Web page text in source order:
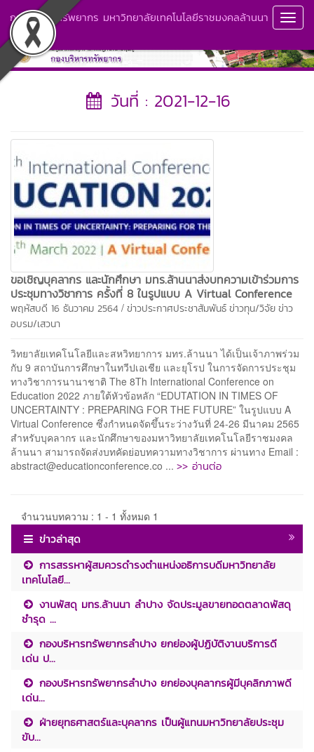
กองบริหารทรัพยากร มหาวิทยาลัยเทคโนโลยีราชมงคลล้านนา
ลำปาง
วันที่ : 2021-12-16
ขอเชิญบุคลากร และนักศึกษา มทร.ล้านนาส่งบทความเข้าร่วมการ
ประชุมทางวิชาการ ครั้งที่ 8 ในรูปแบบ A Virtual Conference
พฤหัสบดี 16 ธันวาคม 2564 / ข่าวประกาศประชาสัมพันธ์ข่าวทุน/วิจัยข่าว
อบรม/เสวนา
วิทยาลัยเทคโนโลยีและสหวิทยาการ มทร.ล้านนา ได้เป็นเจ้าภาพร่วม
กับ 9 สถาบันการศึกษาในทวีปเอเชีย และยุโรป ในการจัดการประชุม
ทางวิชาการนานาชาติ The 8Th International Conference on
Education 2022 ภายใต้หัวข้อหลัก “EDUTATION IN TIMES OF
UNCERTAINTY : PREPARING FOR THE FUTURE” ในรูปแบบ A
Virtual Conference ซึ่งกำหนดจัดขึ้นระว่างวันที่ 24-26 มีนาคม 2565
สำหรับบุคลากร และนักศึกษาของมหาวิทยาลัยเทคโนโลยีราชมงคล
ล้านนา สามารถจัดส่งบทคัดย่อบทความทางวิชาการ ผ่านทาง Email :
abstract@educationconference.co ... >> อ่านต่อ
จำนวนบทความ : 1 - 1 ทั้งหมด 1
ข่าวล่าสุด
การสรรหาผู้สมควรดำรงตำแหน่งอธิการบดีมหาวิทยาลัย
เทคโนโลยี...
งานพัสดุ มทร.ล้านนา ลำปาง จัดประมูลขายทอดตลาดพัสดุ
ชำรุด ...
กองบริหารทรัพยากรลำปาง ยกย่องผู้ปฏิบัติงานบริการดี
เด่น ป...
กองบริหารทรัพยากรลำปาง ยกย่องบุคลากรผู้มีบุคลิกภาพดี
เด่น...
ฝ่ายยุทธศาสตร์และบุคลากร เป็นผู้แทนมหาวิทยาลัยประชุม
ขับ...